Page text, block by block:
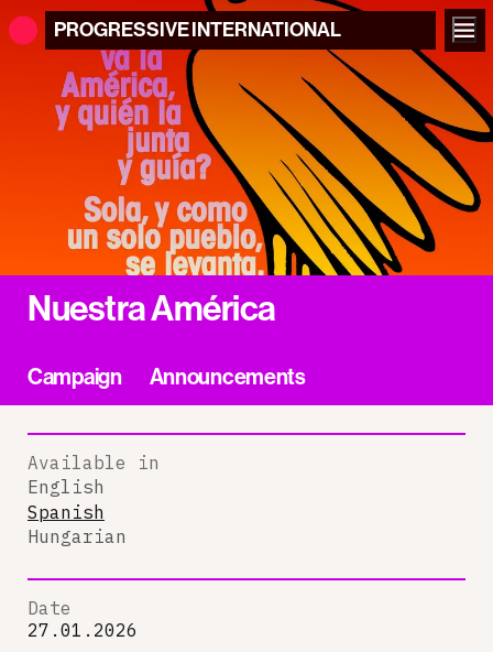
PROGRESSIVEINTERNATIONAL
Nuestra América
Campaign Announcements
Available in
English
Spanish
Hungarian
Date
27.01.2026